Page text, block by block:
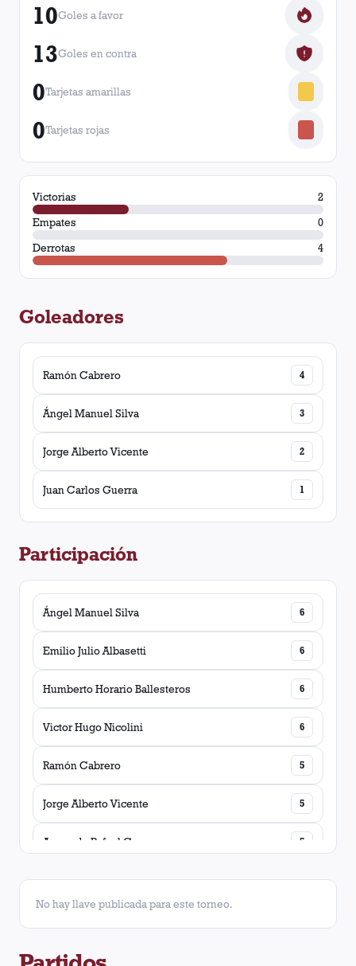
10Goles a favor
13Goles en contra
0Tarjetas amarillas
0Tarjetas rojas
Victorias
2
Empates
0
Derrotas
4
Goleadores
Ramón Cabrero 4
Ángel Manuel Silva 3
Jorge Alberto Vicente 2
Juan Carlos Guerra 1
Participación
Ángel Manuel Silva 6
Emilio Julio Albasetti 6
Humberto Horario Ballesteros 6
Victor Hugo Nicolini 6
Ramón Cabrero 5
Jorge Alberto Vicente 5
Armando Rafael Capurro 5
Mario Adolfo Carnevale 5
Alberto Rubén Flores
No hay llave publicada para este torneo.